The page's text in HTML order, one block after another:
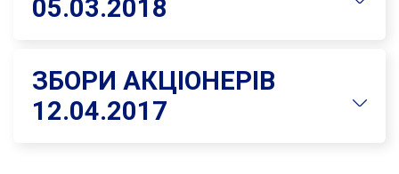
05.03.2018
ЗБОРИ АКЦІОНЕРІВ
12.04.2017